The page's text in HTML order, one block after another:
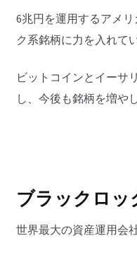
6兆円を運用するアメ
ク系銘柄に力を入れて
ビットコインとイーサ
し、今後も銘柄を増や
ブラックロッ
世界最大の資産運用会社